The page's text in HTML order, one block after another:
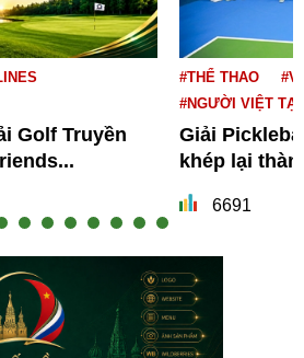
Golf Truyền
#THỂ THAO
#NGƯỜI VIỆT TẠI
Giải
khép lại
6691